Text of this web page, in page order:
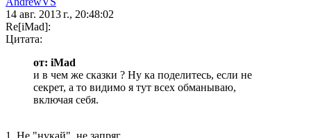
14 авг. 2013 г., 20:48:02
Re[iMad]:
Цитата:
от: iMad
и в чем же сказки ? Ну ка поделитесь, если не
секрет, а то видимо я тут всех обманываю,
включая себя.